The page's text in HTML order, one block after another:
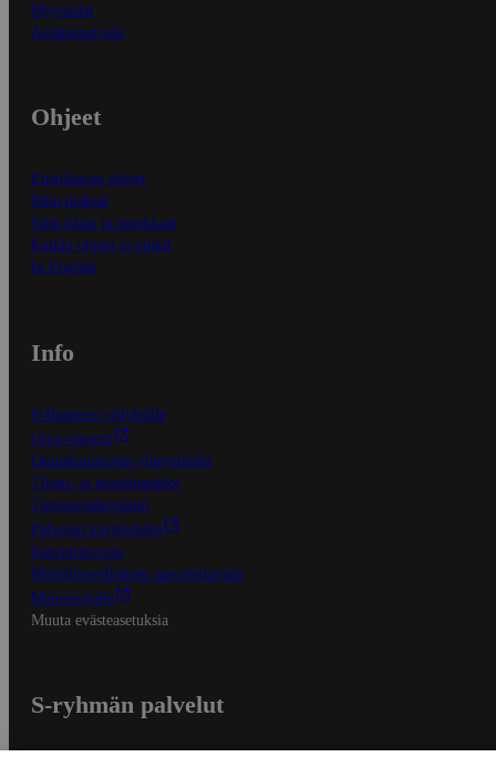
Myymälät
Asiakaspalvelu
Ohjeet
Ensitilaajan ohjeet
Näin maksat
Näin tilaat ja muokkaat
Kaikki ohjeet ja vinkit
In English
Info
S-Business yrityksille
Oiva-raportit
Osuuskauppojen yhteystiedot
Tilaus- ja toimitusehdot
Tietosuojakäytäntö
Palvelun käyttöehdot
Saavutettavuus
Mobiilisovelluksen saavutettavuus
Mainostajalle
Muuta evästeasetuksia
S-ryhmän palvelut